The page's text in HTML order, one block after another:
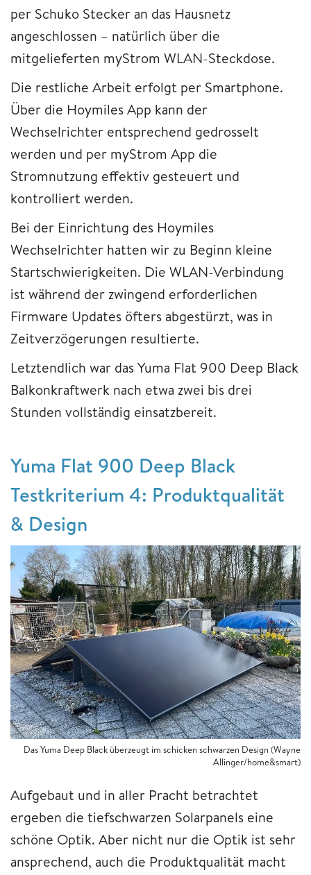
per Schuko Stecker an das Hausnetz
angeschlossen – natürlich über die
mitgelieferten myStrom WLAN-Steckdose.
Die restliche Arbeit erfolgt per Smartphone.
Über die Hoymiles App kann der
Wechselrichter entsprechend gedrosselt
werden und per myStrom App die
Stromnutzung effektiv gesteuert und
kontrolliert werden.
Bei der Einrichtung des Hoymiles
Wechselrichter hatten wir zu Beginn kleine
Startschwierigkeiten. Die WLAN-Verbindung
ist während der zwingend erforderlichen
Firmware Updates öfters abgestürzt, was in
Zeitverzögerungen resultierte.
Letztendlich war das Yuma Flat 900 Deep Black
Balkonkraftwerk nach etwa zwei bis drei
Stunden vollständig einsatzbereit.
Yuma Flat 900 Deep Black
Testkriterium 4: Produktqualität
& Design
Das Yuma Deep Black überzeugt im schicken schwarzen Design (Wayne
Allinger/home&smart)
Aufgebaut und in aller Pracht betrachtet
ergeben die tiefschwarzen Solarpanels eine
schöne Optik. Aber nicht nur die Optik ist sehr
ansprechend, auch die Produktqualität macht